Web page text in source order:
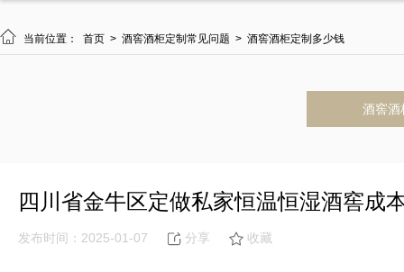
 当前位置： 首页 > 酒窖酒柜定制常见问题 > 酒窖酒柜定制多少钱
酒窖酒
四川省金牛区定做私家恒温恒湿酒窖成
发布时间：2025-01-07 分享 收藏